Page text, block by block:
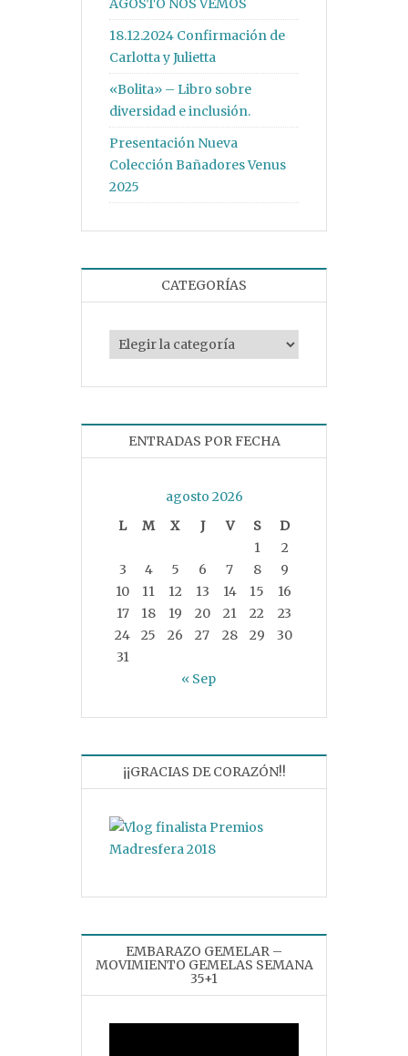
AGOSTO NOS VEMOS
18.12.2024 Confirmación de
Carlotta y Julietta
«Bolita» – Libro sobre
diversidad e inclusión.
Presentación Nueva
Colección Bañadores Venus
2025
CATEGORÍAS
Categorías
ENTRADAS POR FECHA
agosto 2026
L
M X J V S
D
1
2
3
4 5 6 7 8
9
10
11 12 13 14 15
16
17
18 19 20 21 22
23
24
25 26 27 28 29
30
31
« Sep
¡¡GRACIAS DE CORAZÓN!!
EMBARAZO GEMELAR –
MOVIMIENTO GEMELAS SEMANA
35+1